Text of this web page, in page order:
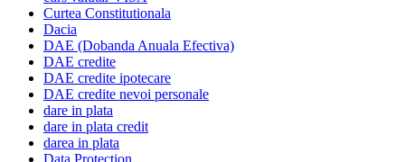
Curtea Constitutionala
Dacia
DAE (Dobanda Anuala Efectiva)
DAE credite
DAE credite ipotecare
DAE credite nevoi personale
dare in plata
dare in plata credit
darea in plata
Data Protection